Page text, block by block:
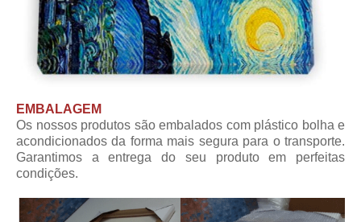
EMBALAGEM
Os nossos produtos são embalados com plástico bolha e
acondicionados da forma mais segura para o transporte.
Garantimos a entrega do seu produto em perfeitas
condições.